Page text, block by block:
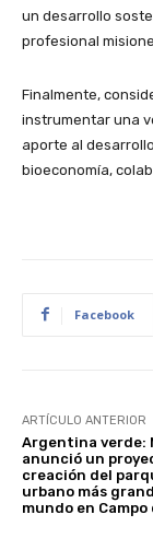
un desarrollo
profesional
Finalmente,
instrumentar una
aporte al
bioeconomía,
Facebook
ARTÍCULO ANTERIOR
Argentina verde:
anunció un
creación del
urbano más
mundo en Campo